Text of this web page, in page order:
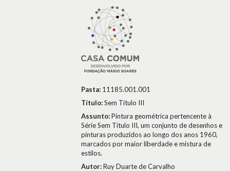
Pasta: 11185.001.001
Título:Sem Título III
Assunto:Pintura geométrica pertencente à
Série Sem Título III, um conjunto de desenhos e
pinturas produzidos ao longo dos anos 1960,
marcados por maior liberdade e mistura de
estilos.
Autor:Ruy Duarte de Carvalho